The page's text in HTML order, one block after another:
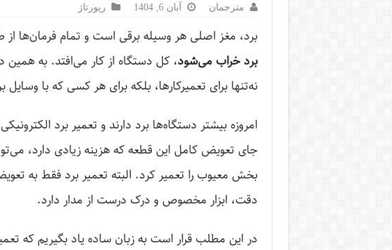
مترجمان آبان 6, 1404 رپورتاژ‌
برد، مغز اصلی هر وسیله برقی است و تمام فرمان‌ها
برد خراب می‌شود، کل دستگاه از کار می‌افتد. به همین
نه‌تنها برای تعمیرکارها، بلکه برای هر کسی که با
امروزه بیشتر دستگاه‌ها برد دارند و تعمیر برد
جای تعویض کامل این قطعه که هزینه زیادی دارد،
بخش معیوب را تعمیر کرد. البته تعمیر برد فقط به
دقت، ابزار مخصوص و درک درست از مدار دارد.
در این مطلب قرار است به زبان ساده یاد بگیریم که